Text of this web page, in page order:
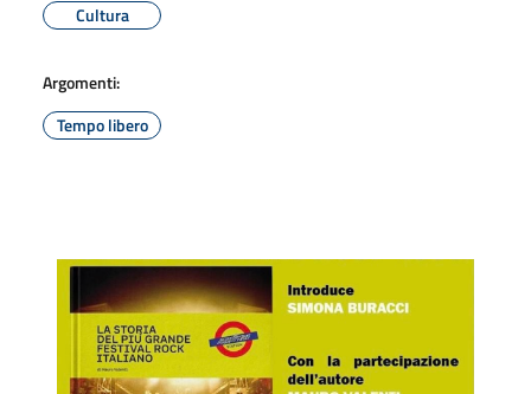
Cultura
Argomenti:
Tempo libero